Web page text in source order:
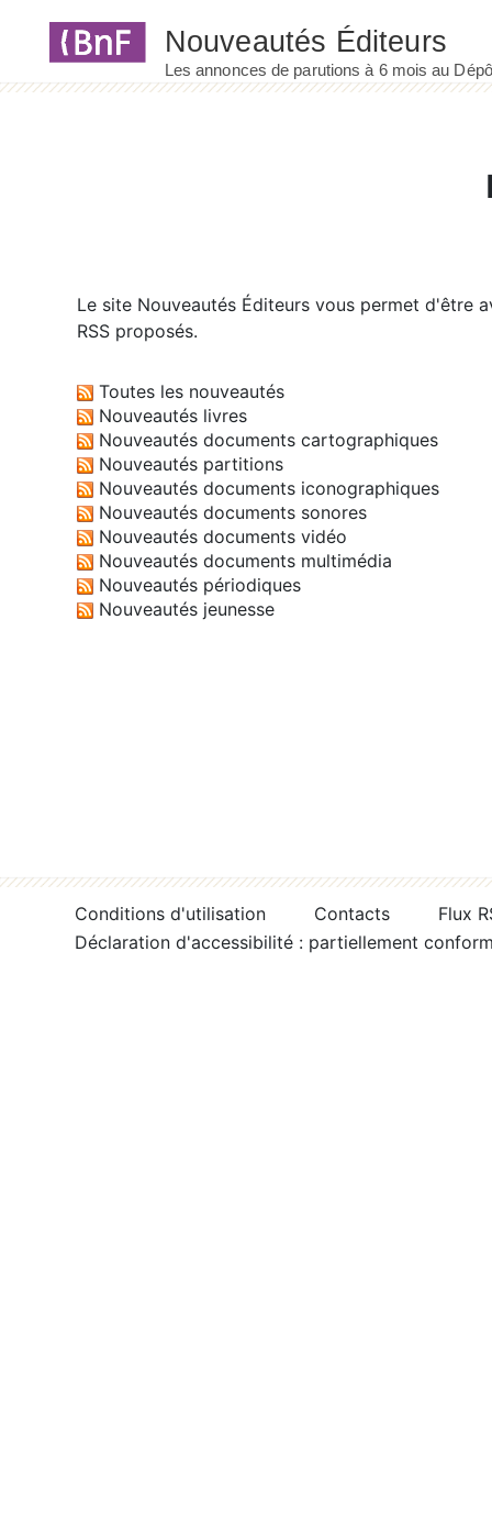
Le site Nouveautés Éditeurs vous permet d'être
RSS proposés.
Toutes les nouveautés
Nouveautés livres
Nouveautés documents cartographiques
Nouveautés partitions
Nouveautés documents iconographiques
Nouveautés documents sonores
Nouveautés documents vidéo
Nouveautés documents multimédia
Nouveautés périodiques
Nouveautés jeunesse
Conditions d'utilisation Contacts
Flux
Déclaration d'accessibilité : partiellement